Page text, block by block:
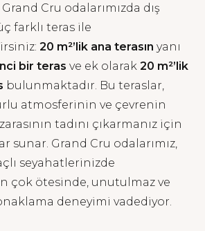
Cru odalarımızda dış
farklı teras ile
20 m²’lik ana terasın yanı
bir teras ve ek olarak 20 m²’lik
bulunmaktadır. Bu teraslar,
atmosferinin ve çevrenin
tadını çıkarmanız için
sunar. Grand Cru odalarımız,
seyahatlerinizde
çok ötesinde, unutulmaz ve
deneyimi vadediyor.